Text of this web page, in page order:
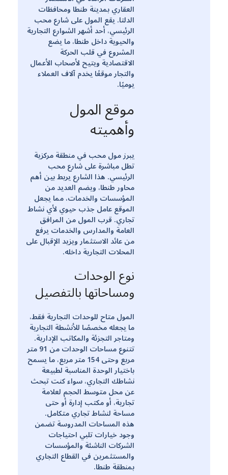
العقاري بمدينة طنطا ومحافظات
الدلتا. يقع المول على شارع محب
الرئيسي، أحد أشهر الشوارع التجارية
والحيوية داخل طنطا، ما يضع
المشروع في قلب الحركة
الاقتصادية ويتيح لأصحاب الأعمال
والتجار موقعًا يخدم آلاف العملاء
يوميًا.
موقع المول
وأهميته
يبرز مول محب في منطقة مركزية
تطل مباشرة على شارع محب
الرئيسي. هذا الشارع يربط بين أهم
محاور طنطا، ويضم العديد من
المؤسسات والخدمات، مما يجعل
الموقع عامل جذب حيوي لأي نشاط
تجاري. قرب المول من المرافق
العامة والمدارس والخدمات يرفع
من عائد الاستثمار ويزيد الإقبال على
المحلات التجارية داخله.
نوع الوحدات
ومساحاتها بالتفصيل
المول متاح للوحدات التجارية فقط،
ما يجعله مخصصًا للأنشطة التجارية
ومتاجر التجزئة والمكاتب الإدارية.
تتنوع مساحات الوحدات من 91 متر
مربع وحتى 154 متر مربع، ما يسمح
باختيار الوحدة المناسبة لطبيعة
نشاطك التجاري، سواء كنت تبحث
عن محل متوسط الحجم لعلامة
تجارية، أو مكتب إدارة أو حتى
مساحة لنشاط تجاري متكامل.
هذه المساحات المدروسة تضمن
وجود خيارات تلبي احتياجات
الشركات الناشئة والمؤسسات
والمستثمرين في القطاع التجاري
بمنطقة طنطا.